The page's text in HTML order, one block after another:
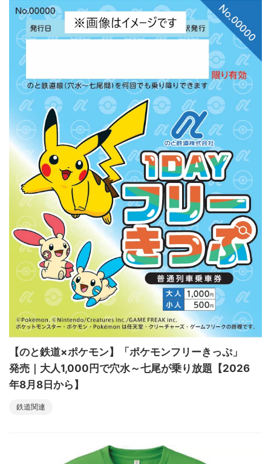
【のと鉄道×ポケモン】「ポケモンフリーきっぷ」
発売｜大人1,000円で穴水～七尾が乗り放題【2026
年8月8日から】
鉄道関連